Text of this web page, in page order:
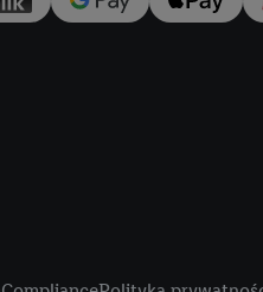
usługach Lidl. Utiq
tak, Utiq udostępni
numeru
wykorzystany do
szczególności
obsługiwanych przez
korzystanie z
lub